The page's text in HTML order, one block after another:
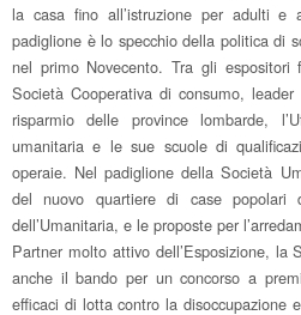
la casa fino all’istruzione per adulti e
padiglione è lo specchio della politica di
nel primo Novecento. Tra gli espositori
Società Cooperativa di consumo,
risparmio delle province lombarde,
umanitaria e le sue scuole di
operaie. Nel padiglione della Società
del nuovo quartiere di case popolari
dell’Umanitaria, e le proposte per
Partner molto attivo dell’Esposizione, la
anche il bando per un concorso a
efficaci di lotta contro la disoccupazione